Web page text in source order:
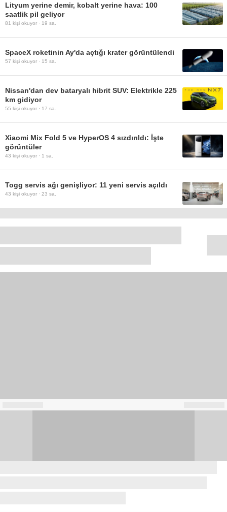
Lityum yerine demir, kobalt yerine hava: 100
saatlik pil geliyor
81 kişi okuyor · 19 sa.
SpaceX roketinin Ay'da açtığı krater görüntülendi
57 kişi okuyor · 15 sa.
Nissan'dan dev bataryalı hibrit SUV: Elektrikle 225
km gidiyor
55 kişi okuyor · 17 sa.
Xiaomi Mix Fold 5 ve HyperOS 4 sızdırıldı: İşte
görüntüler
43 kişi okuyor · 1 sa.
Togg servis ağı genişliyor: 11 yeni servis açıldı
43 kişi okuyor · 23 sa.